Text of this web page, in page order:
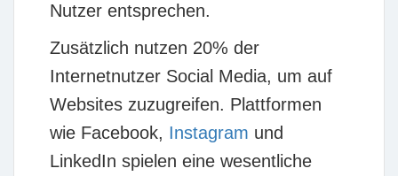
Nutzer entsprechen.
Zusätzlich nutzen 20% der
Internetnutzer Social Media, um auf
Websites zuzugreifen. Plattformen
wie Facebook, Instagram und
LinkedIn spielen eine wesentliche